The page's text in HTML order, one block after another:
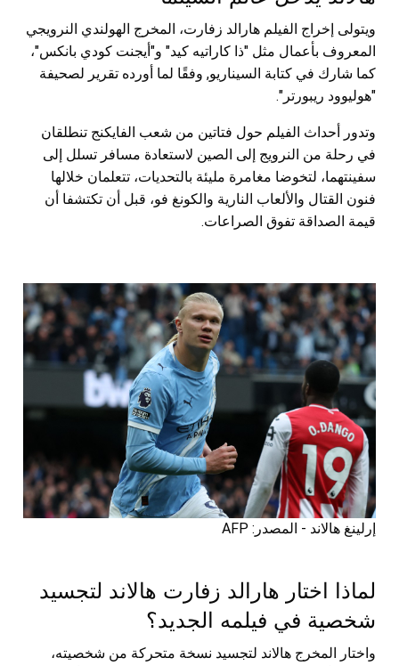
ويتولى إخراج الفيلم هارالد زفارت، المخرج الهولندي النرويجي
المعروف بأعمال مثل "ذا كاراتيه كيد" و"أيجنت كودي بانكس"،
كما شارك في كتابة السيناريو, وفقًا لما أورده تقرير لصحيفة
"هوليوود ريبورتر".
وتدور أحداث الفيلم حول فتاتين من شعب الفايكنج تنطلقان
في رحلة من النرويج إلى الصين لاستعادة مسافر تسلل إلى
سفينتهما، لتخوضا مغامرة مليئة بالتحديات، تتعلمان خلالها
فنون القتال والألعاب النارية والكونغ فو، قبل أن تكتشفا أن
قيمة الصداقة تفوق الصراعات.
إرلينغ هالاند - المصدر: AFP
لماذا اختار هارالد زفارت هالاند لتجسيد
شخصية في فيلمه الجديد؟
واختار المخرج هالاند لتجسيد نسخة متحركة من شخصيته،